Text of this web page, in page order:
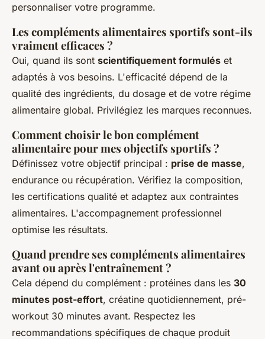
personnaliser votre programme.
Les compléments alimentaires sportifs sont-ils
vraiment efficaces ?
Oui, quand ils sont scientifiquement formulés et
adaptés à vos besoins. L'efficacité dépend de la
qualité des ingrédients, du dosage et de votre régime
alimentaire global. Privilégiez les marques reconnues.
Comment choisir le bon complément
alimentaire pour mes objectifs sportifs ?
Définissez votre objectif principal : prise de masse,
endurance ou récupération. Vérifiez la composition,
les certifications qualité et adaptez aux contraintes
alimentaires. L'accompagnement professionnel
optimise les résultats.
Quand prendre ses compléments alimentaires
avant ou après l'entraînement ?
Cela dépend du complément : protéines dans les 30
minutes post-effort, créatine quotidiennement, pré-
workout 30 minutes avant. Respectez les
recommandations spécifiques de chaque produit